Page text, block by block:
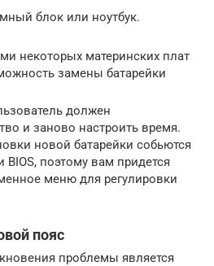
блок или ноутбук.
некоторых материнских плат
замены батарейки
должен
и заново настроить время.
новой батарейки собьются
BIOS, поэтому вам придется
меню для регулировки
пояс
проблемы является